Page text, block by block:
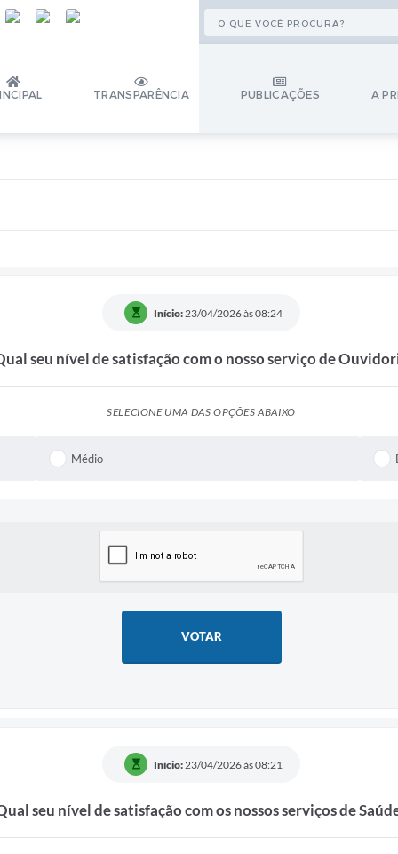
TRANSPARÊNCIA PUBLICAÇÕES A
Início: 23/04/2026 às 08:24
seu nível de satisfação com o nosso serviço de
SELECIONE UMA DAS OPÇÕES ABAIXO
Médio
VOTAR
Início: 23/04/2026 às 08:21
seu nível de satisfação com os nossos serviços de